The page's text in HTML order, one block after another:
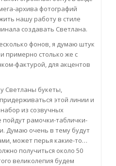
архива фотографий
нашу работу в стиле
создавать Светлана.
фонов, я думаю штук
примерно столько же с
фактурой, для акцентов
Светланы букеты,
этой линии и
из созвучных
пойдут рамочки-таблички-
Думаю очень в тему будут
может перья какие-то…
получиться около 50
великолепия будем